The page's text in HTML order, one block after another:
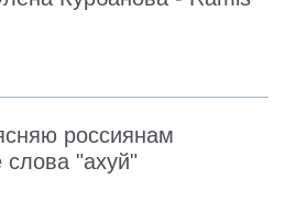
россиянам
слова "ахуй"